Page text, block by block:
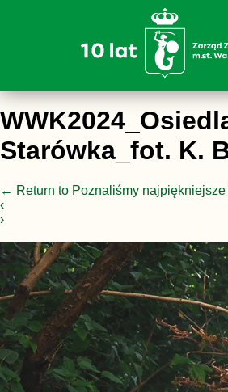
Starówka_fot. K.
← Return to Poznaliśmy
‹
›